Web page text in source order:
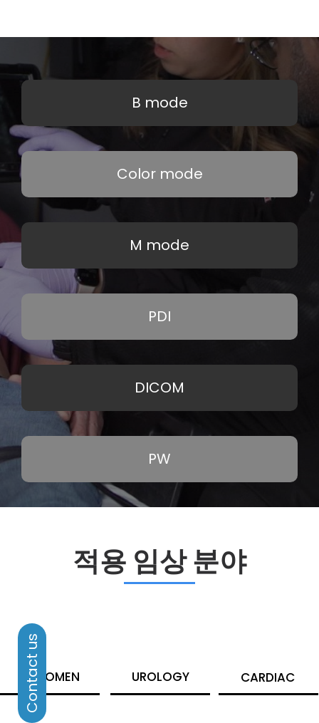
B mode
Color mode
M mode
PDI
DICOM
PW
적용 임상 분야
ABDOMEN UROLOGY CARDIAC